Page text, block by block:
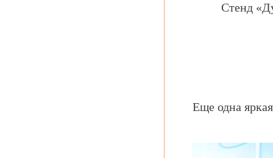
Стенд
Еще одна